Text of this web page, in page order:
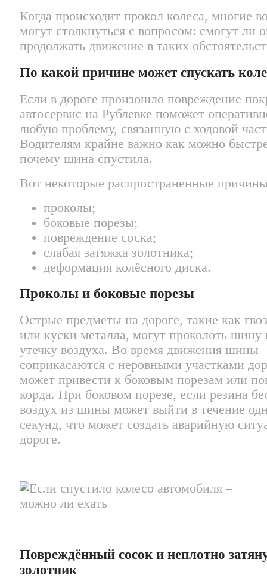
Когда происходит прокол колеса, многие
могут столкнуться с вопросом: смогут ли
продолжать движение в таких
По какой причине может спускать
Если в дороге произошло повреждение
автосервис на Рублевке поможет
любую проблему, связанную с ходовой
Водителям крайне важно как можно
почему шина спустила.
Вот некоторые распространенные
проколы;
боковые порезы;
повреждение соска;
слабая затяжка золотника;
деформация колёсного диска.
Проколы и боковые порезы
Острые предметы на дороге, такие как
или куски металла, могут проколоть шину
утечку воздуха. Во время движения шины
соприкасаются с неровными участками
может привести к боковым порезам или
корда. При боковом порезе, если резина
воздух из шины может выйти в течение
секунд, что может создать аварийную
дороге.
Повреждённый сосок и неплотно
золотник